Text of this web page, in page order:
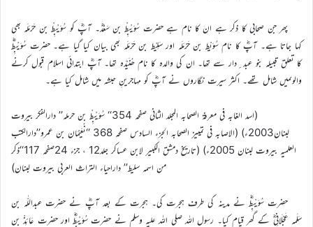
پھر جن صحابی کا ذکر ہے ان کا نام ہے حضرت سُوَیْبِطْ بن سَعْدؓ۔ آپؓ کو سُوَیْبِطْ بن حَرْمَلَہ بھی
کہا جاتا ہے۔ آپؓ کا نام سُوَیْط بن حَرْمَلَہ اور سَلِیْط بن حَرْمَلَہ بھی بیان کیا گیا ہے۔ حضرت سُوَیْبِطْؓ
کا تعلق قبیلہ بنو عبد ِدار سے تھا۔ ان کی والدہ کا نام ھُنَیْدَہ تھا۔ آپؓ ابتدائی اسلام قبول کرنے
والوںمیں شامل تھے۔ اکثر سیرت نگاروں نے آپؓ کو مہاجرینِ حبشہ میں شامل کیا ہے۔
(اسد الغابہ فی معرفة الصحابہ المجلد الثانی صفحہ 354‘‘ سُوَیْبِطْ بن حرملہ’’ دارالفکر بیروت
لبنان2003ء) (الاصابہ فی تمییز الصحابہ الجزء السادس صفحہ 368 ‘‘نُعَیْمَان بن عمرو’’دارالکتب
العلمیہ بیروت لبنان 2005ء) (تاریخ دمشق الکبیر لابن عساکر جلد12 ، جزء 24صفحہ 117‘‘ذکر
من اسمہ سلیط’’ داراحیاء التراث العربی بیروت لبنان)
حضرت سُوَیْبِطْؓ نے مدینہ کی طرف ہجرت کی۔ ہجرت کے بعد آپؓ نے حضرت عبداللّٰہ بن
سَلَمہ عَجْلَانِیؓ کے گھر قیام کیا۔ رسول اللہ صلی اللہ علیہ وسلم نے حضرت سُوَیْبِطْؓ اور حضرت عَائِذْ بن